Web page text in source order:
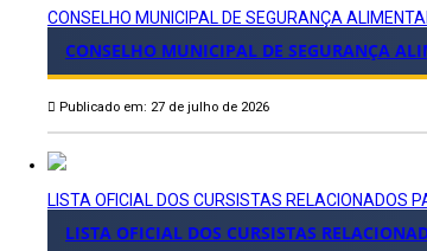
CONSELHO MUNICIPAL DE SEGURANÇA
CONSELHO MUNICIPAL DE SEGURANÇA
Publicado em: 27 de julho de 2026
LISTA OFICIAL DOS CURSISTAS RELACIONADOS
LISTA OFICIAL DOS CURSISTAS